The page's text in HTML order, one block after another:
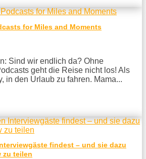
for Miles and Moments
Sind wir endlich da? Ohne
geht die Reise nicht los! Als
in den Urlaub zu fahren. Mama...
findest – und sie dazu
zu teilen